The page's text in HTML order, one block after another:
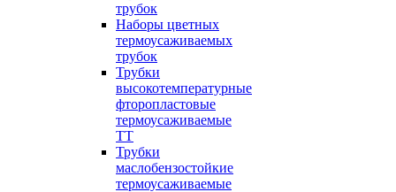
трубок
Наборы цветных
термоусаживаемых
трубок
Трубки
высокотемпературные
фторопластовые
термоусаживаемые
ТТ
Трубки
маслобензостойкие
термоусаживаемые